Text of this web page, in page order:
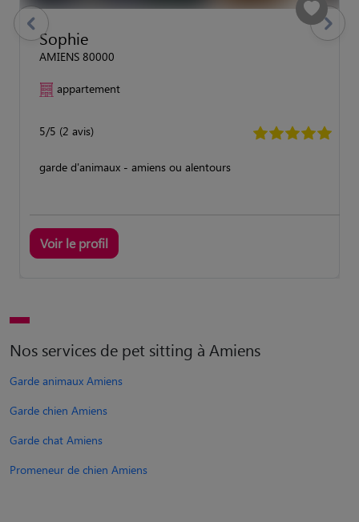
Sophie
AMIENS 80000
appartement
5/5 (2 avis)
garde d'animaux - amiens ou alentours
Voir le profil
previous Suivant
Nos services de pet sitting à Amiens
Garde animaux Amiens
Garde chien Amiens
Garde chat Amiens
Promeneur de chien Amiens